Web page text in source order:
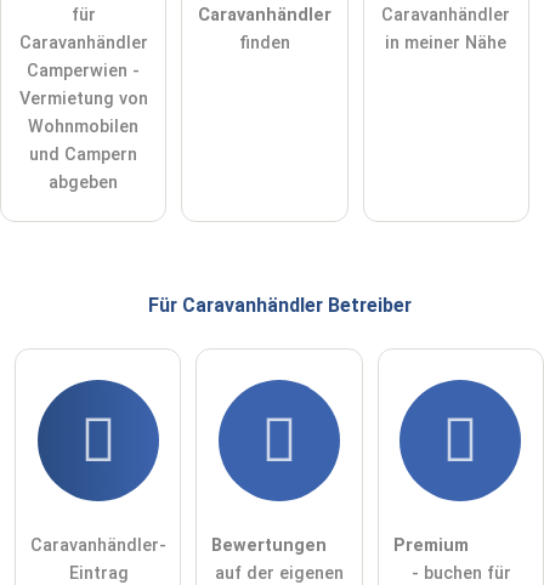
Hinweis: Bitte beachten Sie, öffentliche Fragen sind
für alle
Besucher sichtbar
Klicken Sie hier um eine
Caravanhändler-Eintrag zu stellen
für
Caravanhändler
Camperwien -
Vermietung von
Wohnmobilen
und Campern
abgeben
Caravanhändler
finden
Caravanhändler
in meiner Nähe
Für Caravanhändler Betreiber
Caravanhändler-
Eintrag
Bewertungen
auf der eigenen
Premium
- buchen für